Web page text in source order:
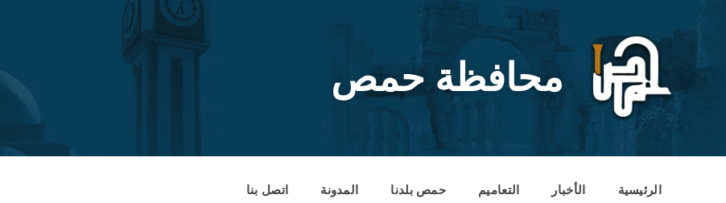
content
محافظة حمص
الرئيسية الأخبار التعاميم حمص بلدنا المدونة اتصل بنا